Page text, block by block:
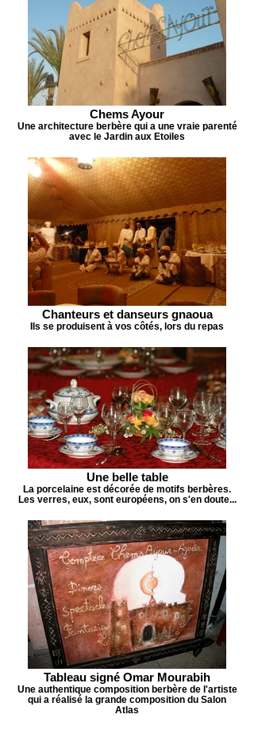
Chems Ayour
Une architecture berbère qui a une vraie parenté
avec le Jardin aux Etoiles
Chanteurs et danseurs gnaoua
Ils se produisent à vos côtés, lors du repas
Une belle table
La porcelaine est décorée de motifs berbères.
Les verres, eux, sont européens, on s'en doute...
Tableau signé Omar Mourabih
Une authentique composition berbère de l'artiste
qui a réalisé la grande composition du Salon
Atlas